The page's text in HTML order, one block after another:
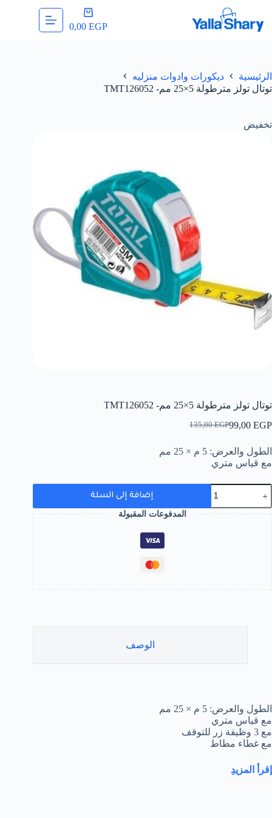
المحتوى
عربة
التسوق
0,00 EGP
الرئيسية
ديكورات وادوات منزليه
توتال تولز مترطولة 5×25 مم- TMT126052
تخفيض
توتال تولز مترطولة 5×25 مم- TMT126052
135,00EGP
السعر
هو:
135,00 EGP.
99,00 EGP
السعر
هو:
99,00 EGP.
الطول والعرض: 5 م × 25 مم
مع قياس متري
كمية
توتال
تولز
مترطولة
مم-
TMT126052
إضافة إلى السلة
المدفوعات المقبولة
الوصف
الطول والعرض: 5 م × 25 مم
مع قياس متري
مع 3 وظيفة زر للتوقف
مع غطاء مطاط
إقرأ المزيد